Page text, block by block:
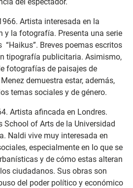
Artista interesada en la
y la fotografía. Presenta una serie
Breves poemas escritos
tipografía publicitaria. Asimismo,
fotografías de paisajes de
demuestra estar, además,
temas sociales y de género.
Artista afincada en Londres.
School of Arts de la Universidad
Naldi vive muy interesada en
especialmente en lo que se
y de cómo estas alteran
ciudadanos. Sus obras son
del poder político y económico